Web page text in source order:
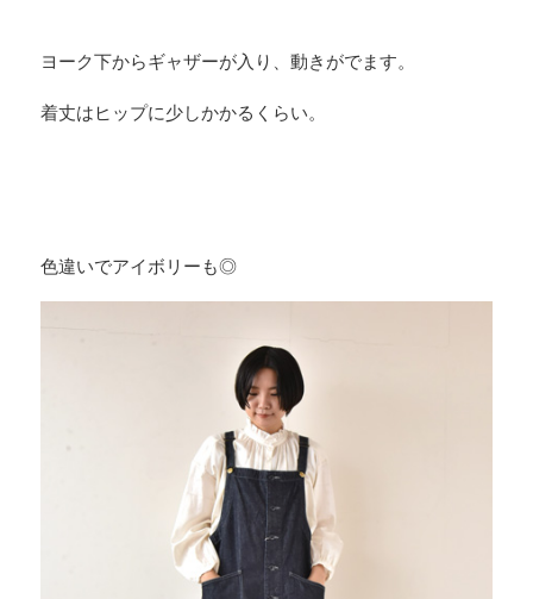
ヨーク下からギャザーが入り、動きがでます。
着丈はヒップに少しかかるくらい。
色違いでアイボリーも◎